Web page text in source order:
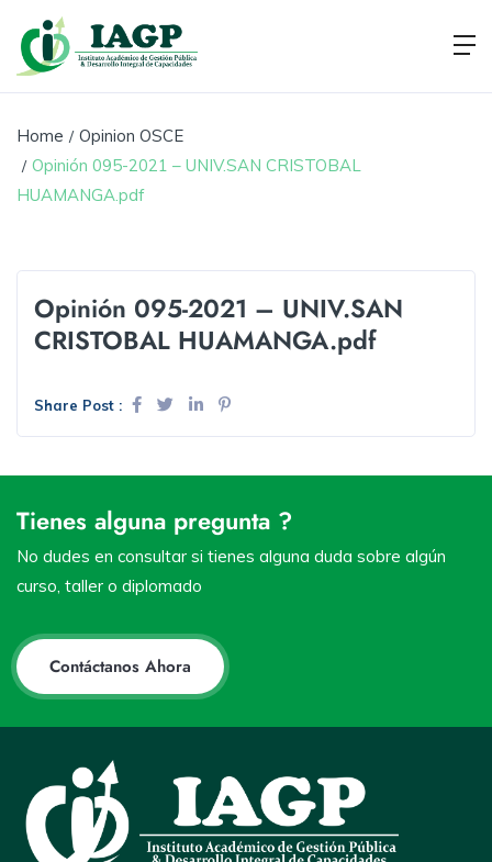
Home
Opinion OSCE
Opinión 095-2021 – UNIV.SAN CRISTOBAL
HUAMANGA.pdf
Opinión 095-2021 – UNIV.SAN
CRISTOBAL HUAMANGA.pdf
Share Post :
Tienes alguna pregunta ?
No dudes en consultar si tienes alguna duda sobre algún
curso, taller o diplomado
Contáctanos Ahora